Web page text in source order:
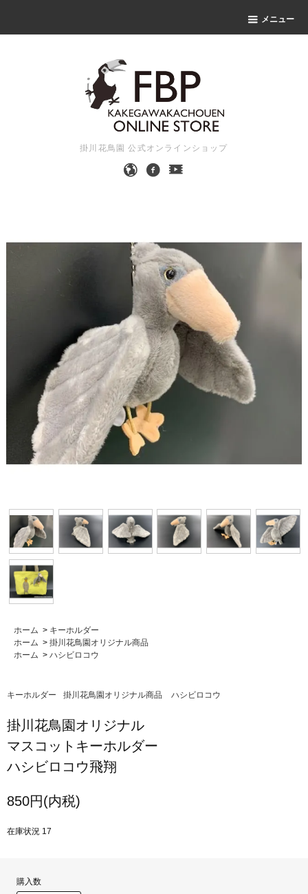
メニュー
掛川花鳥園 公式オンラインショップ
ホーム > キーホルダー
ホーム > 掛川花鳥園オリジナル商品
ホーム > ハシビロコウ
キーホルダー 掛川花鳥園オリジナル商品 ハシビロコウ
掛川花鳥園オリジナル
マスコットキーホルダー
ハシビロコウ飛翔
850円(内税)
在庫状況 17
購入数